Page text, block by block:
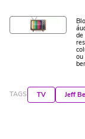
de
ou
TAGS TV Jeff